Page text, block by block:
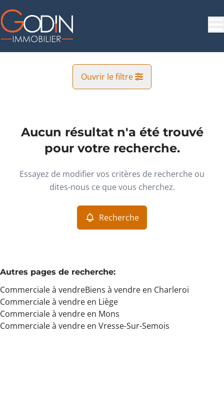
Ouvrir le filtre
Charleroi (6000) Remove
Commerciale Remove
Max. budget
Vue de la carte
Recherche Trier par
Aucun résultat n'a été trouvé
pour votre recherche.
Essayez de modifier vos critères de recherche ou
dites-nous ce que vous cherchez.
Recherche
Autres pages de recherche:
Commerciale à vendreBiens à vendre en Charleroi
Commerciale à vendre en Liège
Commerciale à vendre en Mons
Commerciale à vendre en Vresse-Sur-Semois